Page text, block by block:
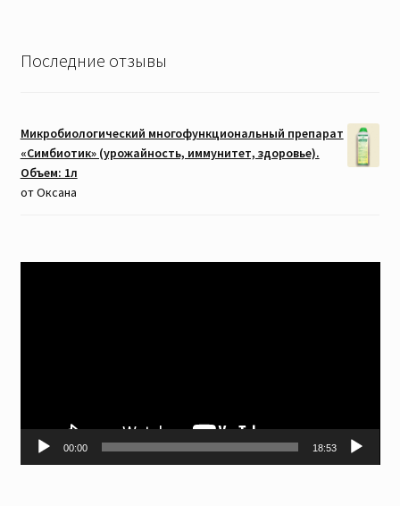
Последние отзывы
Микробиологический многофункциональный препарат
«Симбиотик» (урожайность, иммунитет, здоровье).
Объем: 1л
от Оксана
00:00 18:53